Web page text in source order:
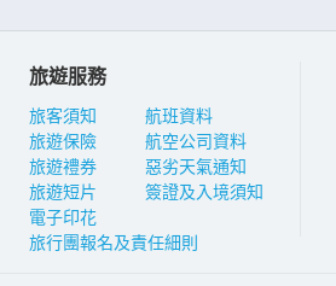
旅遊服務
旅客須知
旅遊保險
旅遊禮券
旅遊短片
電子印花
航班資料
航空公司資料
惡劣天氣通知
簽證及入境須知
旅行團報名及責任細則